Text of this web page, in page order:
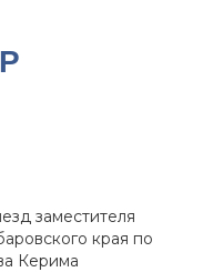
заместителя
края по
Керима